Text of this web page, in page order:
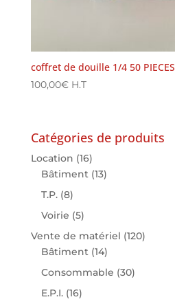
coffret de douille 1/4 50 PIECES
100,00€ H.T
Catégories de produits
Location (16)
Bâtiment (13)
T.P. (8)
Voirie (5)
Vente de matériel (120)
Bâtiment (14)
Consommable (30)
E.P.I. (16)